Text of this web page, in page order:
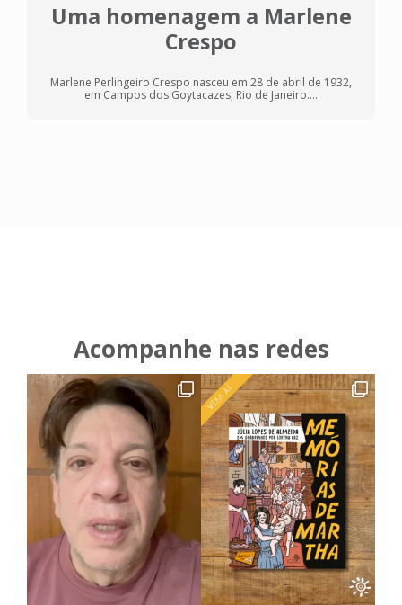
Uma homenagem a Marlene
Crespo
Marlene Perlingeiro Crespo nasceu em 28 de abril de 1932,
em Campos dos Goytacazes, Rio de Janeiro....
Acompanhe nas redes